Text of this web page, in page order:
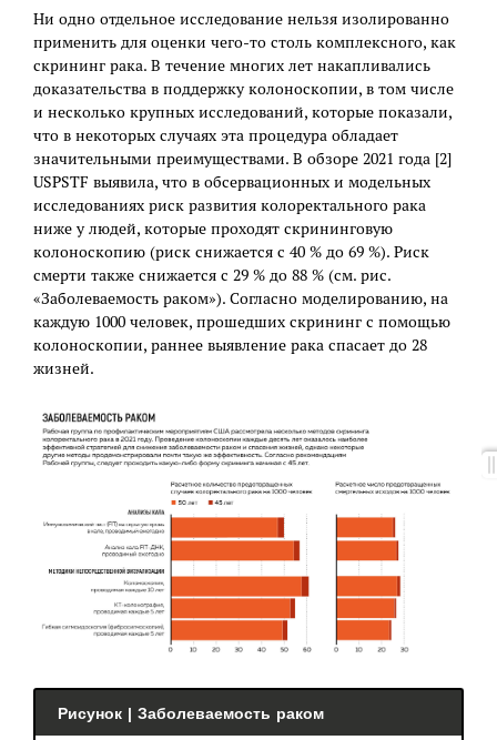
Ни одно отдельное исследование нельзя изолированно
применить для оценки чего-то столь комплексного, как
скрининг рака. В течение многих лет накапливались
доказательства в поддержку колоноскопии, в том числе
и несколько крупных исследований, которые показали,
что в некоторых случаях эта процедура обладает
значительными преимуществами. В обзоре 2021 года [2]
USPSTF выявила, что в обсервационных и модельных
исследованиях риск развития колоректального рака
ниже у людей, которые проходят скрининговую
колоноскопию (риск снижается с 40 % до 69 %). Риск
смерти также снижается с 29 % до 88 % (см. рис.
«Заболеваемость раком»). Согласно моделированию, на
каждую 1000 человек, прошедших скрининг с помощью
колоноскопии, раннее выявление рака спасает до 28
жизней.
Рисунок | Заболеваемость раком